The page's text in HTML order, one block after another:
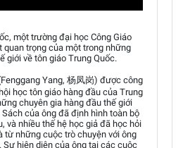
một trường đại học Công Giáo
quan trọng của một trong những
giới về tôn giáo Trung Quốc.
Yang, 杨凤岗) được công
học tôn giáo hàng đầu của Trung
chuyên gia hàng đầu thế giới
của ông đã định hình toàn bộ
và nhiều thế hệ học giả đã học hỏi
từ những cuộc trò chuyện với ông
Sự hiện diện của ông tại các cuộc